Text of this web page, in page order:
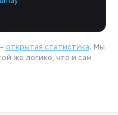
открытая статистика. Мы
же логике, что и сам